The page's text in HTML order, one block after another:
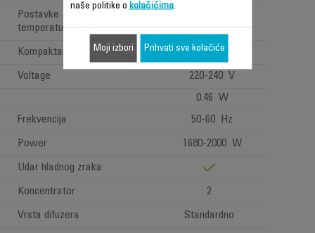
Postavke
temperature/brzine
Kompaktan
Voltage
220-240 V
0.46 W
Frekvencija
50-60 Hz
Power 1680-2000 W
Udar hladnog zraka
Koncentrator 2
Vrsta difuzera Standardno
naše politike o kolačićima.
Moji izbori Prihvati sve kolačiće